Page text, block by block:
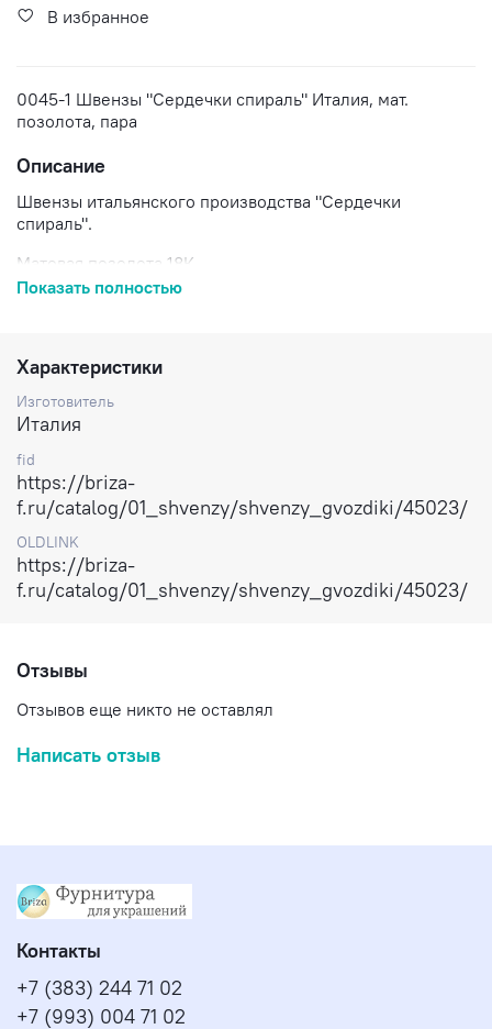
В избранное
0045-1 Швензы "Сердечки спираль" Италия, мат.
позолота, пара
Описание
Швензы итальянского производства "Сердечки
спираль".
Матовая позолота 18К.
меди и серебра.
Цена за пару.
Показать полностью
Характеристики
Изготовитель
Италия
fid
https://briza-
f.ru/catalog/01_shvenzy/shvenzy_gvozdiki/45023/
OLDLINK
https://briza-
f.ru/catalog/01_shvenzy/shvenzy_gvozdiki/45023/
Отзывы
Отзывов еще никто не оставлял
Написать отзыв
Контакты
+7 (383) 244 71 02
+7 (993) 004 71 02